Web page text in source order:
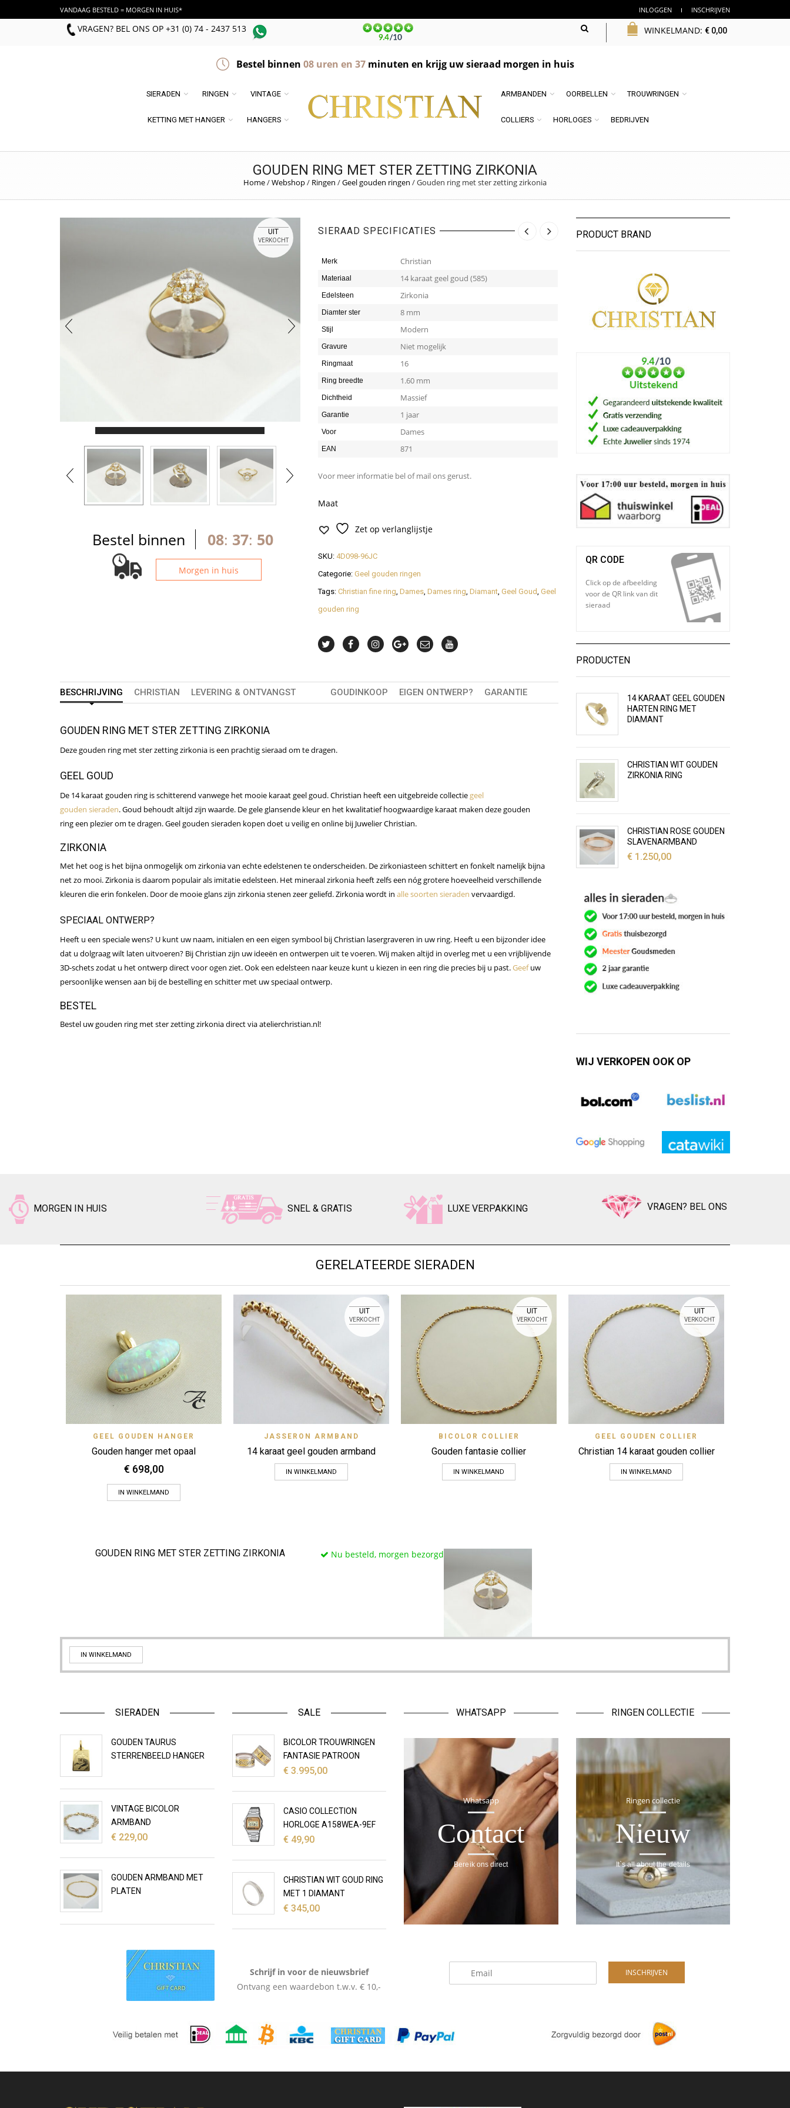
VANDAAG BESTELD = MORGEN IN HUIS* INLOGGEN INSCHRIJVEN
VRAGEN? BEL ONS OP +31 (0) 74 - 2437 513 WINKELMAND: € 0,00
Bestel binnen 08uren en 37minuten en krijg uw sieraad morgen in huis
SIERADEN RINGEN VINTAGE
KETTING MET HANGER HANGERS
ARMBANDEN OORBELLEN TROUWRINGEN
COLLIERS HORLOGES BEDRIJVEN
GOUDEN RING MET STER ZETTING ZIRKONIA
Home/Webshop/ Ringen /Geel gouden ringen /Gouden ring met ster zetting zirkonia
UIT
VERKOCHT
Bestel binnen 08: 37: 49
Morgen in huis
SIERAAD SPECIFICATIES
Merk Christian
Materiaal 14 karaat geel goud (585)
Edelsteen Zirkonia
Diamter ster 8 mm
Stijl Modern
Gravure Niet mogelijk
Ringmaat 16
Ring breedte 1.60 mm
Dichtheid Massief
Garantie 1 jaar
Voor Dames
EAN 871
Voor meer informatie bel of mail ons gerust.
Maat
Zet op verlanglijstje
SKU: 4D098-96JC
Categorie: Geel gouden ringen
Tags: Christian fine ring Dames, Dames ring Diamant, Geel Goud Geel
gouden ring
BESCHRIJVING CHRISTIAN LEVERING & ONTVANGST GOUDINKOOP EIGEN ONTWERP? GARANTIE
GOUDEN RING MET STER ZETTING ZIRKONIA
Deze gouden ring met ster zetting zirkonia is een prachtig sieraad om te dragen.
GEEL GOUD
De 14 karaat gouden ring is schitterend vanwege het mooie karaat geel goud. Christian heeft een uitgebreide collectie geel
gouden sieraden. Goud behoudt altijd zijn waarde. De gele glansende kleur en het kwalitatief hoogwaardige karaat maken deze gouden
ring een plezier om te dragen. Geel gouden sieraden kopen doet u veilig en online bij Juwelier Christian.
ZIRKONIA
Met het oog is het bijna onmogelijk om zirkonia van echte edelstenen te onderscheiden. De zirkoniasteen schittert en fonkelt namelijk bijna
net zo mooi. Zirkonia is daarom populair als imitatie edelsteen. Het mineraal zirkonia heeft zelfs een nóg grotere hoeveelheid verschillende
kleuren die erin fonkelen. Door de mooie glans zijn zirkonia stenen zeer geliefd. Zirkonia wordt in alle soorten sieraden vervaardigd.
SPECIAAL ONTWERP?
Heeft u een speciale wens? U kunt uw naam, initialen en een eigen symbool bij Christian lasergraveren in uw ring. Heeft u een bijzonder idee
dat u dolgraag wilt laten uitvoeren? Bij Christian zijn uw ideeën en ontwerpen uit te voeren. Wij maken altijd in overleg met u een vrijblijvende
3D-schets zodat u het ontwerp direct voor ogen ziet. Ook een edelsteen naar keuze kunt u kiezen in een ring die precies bij u past.Geefuw
persoonlijke wensen aan bij de bestelling en schitter met uw speciaal ontwerp.
BESTEL
Bestel uw gouden ring met ster zetting zirkonia direct via atelierchristian.nl!
PRODUCT BRAND
QR CODE
Click op de afbeelding
voor de QR link van dit
sieraad
PRODUCTEN
14 KARAAT GEEL GOUDEN
HARTEN RING MET
DIAMANT
CHRISTIAN WIT GOUDEN
ZIRKONIA RING
CHRISTIAN ROSE GOUDEN
SLAVENARMBAND
€1.250,00
WIJ VERKOPEN OOK OP
MORGEN IN HUIS SNEL & GRATIS LUXE VERPAKKING VRAGEN? BEL ONS
GERELATEERDE SIERADEN
Zet op verlanglijstje Quick View
GEEL GOUDEN HANGER
Gouden hanger met opaal
€ 698,00
IN WINKELMAND
UIT
VERKOCHT
Zet op verlanglijstje Quick View
JASSERON ARMBAND
14 karaat geel gouden armband
IN WINKELMAND
UIT
VERKOCHT
Zet op verlanglijstje Quick View
BICOLOR COLLIER
Gouden fantasie collier
IN WINKELMAND
UIT
VERKOCHT
Zet op verlanglijstje Quick View
GEEL GOUDEN COLLIER
Christian 14 karaat gouden collier
IN WINKELMAND
GOUDEN RING MET STER ZETTING ZIRKONIA Nu besteld, morgen bezorgd
IN WINKELMAND
SIERADEN
GOUDEN TAURUS
STERRENBEELD HANGER
VINTAGE BICOLOR
ARMBAND
€ 229,00
GOUDEN ARMBAND MET
PLATEN
SALE
BICOLOR TROUWRINGEN
FANTASIE PATROON
€3.995,00
CASIO COLLECTION
HORLOGE A158WEA-9EF
€49,90
CHRISTIAN WIT GOUD RING
MET 1 DIAMANT
€345,00
WHATSAPP
Whatsapp
Contact
Bereik ons direct
RINGEN COLLECTIE
Ringen collectie
Nieuw
It`s all about the details
Schrijf in voor de nieuwsbrief
Ontvang een waardebon t.w.v. € 10,-